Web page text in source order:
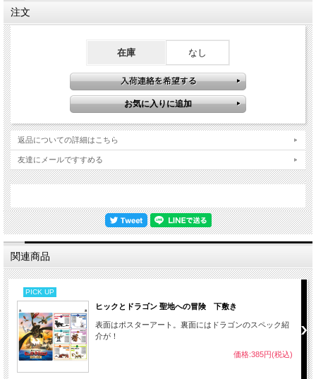
注文
在庫 なし
返品についての詳細はこちら
友達にメールですすめる
関連商品
PICK UP
ヒックとドラゴン 聖地への冒険 下敷き
表面はポスターアート。裏面にはドラゴンのスペック紹
介が！
価格:385円(税込)